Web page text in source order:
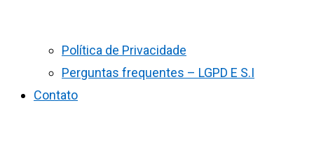
Política de Privacidade
Perguntas frequentes – LGPD E S.I
Contato